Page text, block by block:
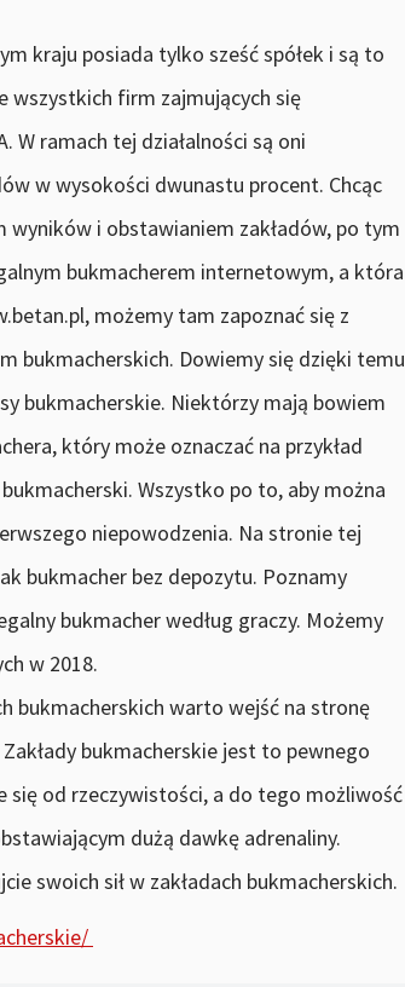
kraju posiada tylko sześć spółek i są to
wszystkich firm zajmujących się
W ramach tej działalności są oni
w wysokości dwunastu procent. Chcąc
i obstawianiem zakładów, po tym
bukmacherem internetowym, a która
możemy tam zapoznać się z
bukmacherskich. Dowiemy się dzięki temu
bukmacherskie. Niektórzy mają bowiem
który może oznaczać na przykład
Wszystko po to, aby można
niepowodzenia. Na stronie tej
bukmacher bez depozytu. Poznamy
bukmacher według graczy. Możemy
w 2018.
bukmacherskich warto wejść na stronę
bukmacherskie jest to pewnego
od rzeczywistości, a do tego możliwość
dużą dawkę adrenaliny.
swoich sił w zakładach bukmacherskich.